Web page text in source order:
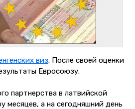
виз. После своей оценки
Евросоюзу.
партнерства в латвийской
месяцев, а на сегодняшний день